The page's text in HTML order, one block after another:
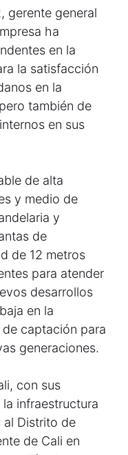
gerente general
ha
en la
la satisfacción
en la
también de
en sus
de alta
y medio de
y
de
de 12 metros
para atender
desarrollos
en la
captación para
generaciones.
con sus
infraestructura
Distrito de
de Cali en